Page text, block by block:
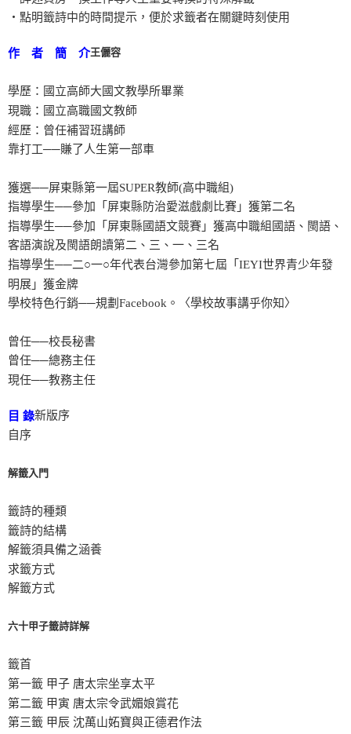
‧點明籤詩中的時間提示，便於求籤者在關鍵時刻使用
作 者 簡 介王儷容
學歷：國立高師大國文教學所畢業
現職：國立高職國文教師
經歷：曾任補習班講師
靠打工──賺了人生第一部車
獲選──屏東縣第一屆SUPER教師(高中職組)
指導學生──參加「屏東縣防治愛滋戲劇比賽」獲第二名
指導學生──參加「屏東縣國語文競賽」獲高中職組國語、閩語、
客語演說及閩語朗讀第二、三、一、三名
指導學生──二○一○年代表台灣參加第七屆「IEYI世界青少年發
明展」獲金牌
學校特色行銷──規劃Facebook。〈學校故事講乎你知〉
曾任──校長秘書
曾任──總務主任
現任──教務主任
目 錄新版序
自序
解籤入門
籤詩的種類
籤詩的結構
解籤須具備之涵養
求籤方式
解籤方式
六十甲子籤詩詳解
籤首
第一籤 甲子 唐太宗坐享太平
第二籤 甲寅 唐太宗令武媚娘賞花
第三籤 甲辰 沈萬山妬寶與正德君作法